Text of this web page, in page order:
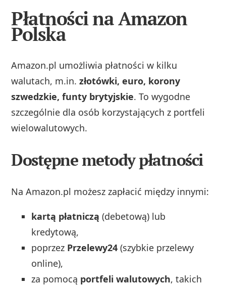
Płatności na Amazon
Polska
Amazon.pl umożliwia płatności w kilku
walutach, m.in.złotówki, euro, korony
szwedzkie, funty brytyjskie. To wygodne
szczególnie dla osób korzystających z portfeli
wielowalutowych.
Dostępne metody płatności
Na Amazon.pl możesz zapłacić między innymi:
kartą płatniczą (debetową) lub
kredytową,
poprzez Przelewy24 (szybkie przelewy
online),
za pomocą portfeli walutowych, takich